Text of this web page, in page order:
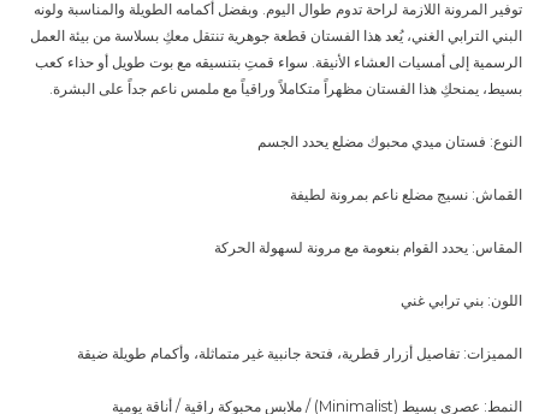
توفير المرونة اللازمة لراحة تدوم طوال اليوم. وبفضل أكمامه الطويلة والمناسبة ولونه
البني الترابي الغني، يُعد هذا الفستان قطعة جوهرية تنتقل معكِ بسلاسة من بيئة العمل
الرسمية إلى أمسيات العشاء الأنيقة. سواء قمتِ بتنسيقه مع بوت طويل أو حذاء كعب
بسيط، يمنحكِ هذا الفستان مظهراً متكاملاً وراقياً مع ملمس ناعم جداً على البشرة.
النوع: فستان ميدي محبوك مضلع يحدد الجسم
القماش: نسيج مضلع ناعم بمرونة لطيفة
المقاس: يحدد القوام بنعومة مع مرونة لسهولة الحركة
اللون: بني ترابي غني
المميزات: تفاصيل أزرار قطرية، فتحة جانبية غير متماثلة، وأكمام طويلة ضيقة
النمط: عصري بسيط (Minimalist) / ملابس محبوكة راقية / أناقة يومية